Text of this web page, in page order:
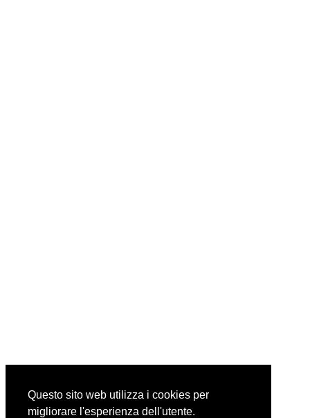
Questo sito web utilizza i cookies per
migliorare l'esperienza dell'utente.